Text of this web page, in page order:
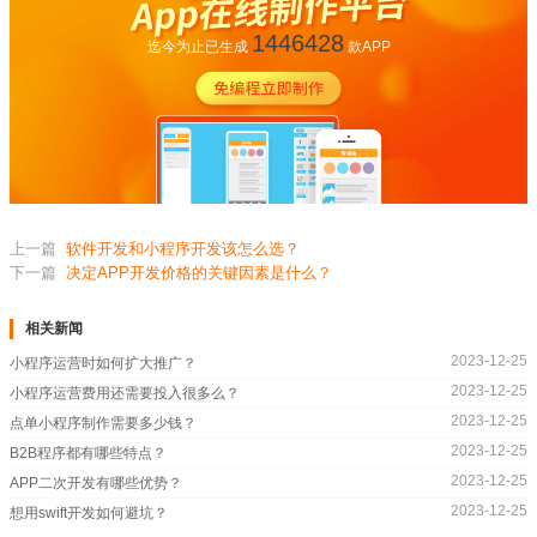
迄今为止已生成 1446428款APP
上一篇 软件开发和小程序开发该怎么选？
下一篇
决定APP开发价格的关键因素是什么？
相关新闻
小程序运营时如何扩大推广？
2023-12-25
小程序运营费用还需要投入很多么？
2023-12-25
点单小程序制作需要多少钱？
2023-12-25
B2B程序都有哪些特点？
2023-12-25
APP二次开发有哪些优势？
2023-12-25
想用swift开发如何避坑？
2023-12-25